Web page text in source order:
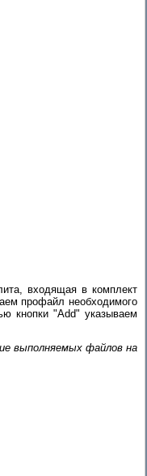
входящая в комплект
профайл необходимого
кнопки "Add" указываем
выполняемых файлов на